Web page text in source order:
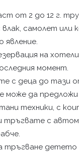
от 2 до 12 г.
самолет или
явление.
на
момент.
с деца до тази
може да
техники, с
тръгвате с
тръгване